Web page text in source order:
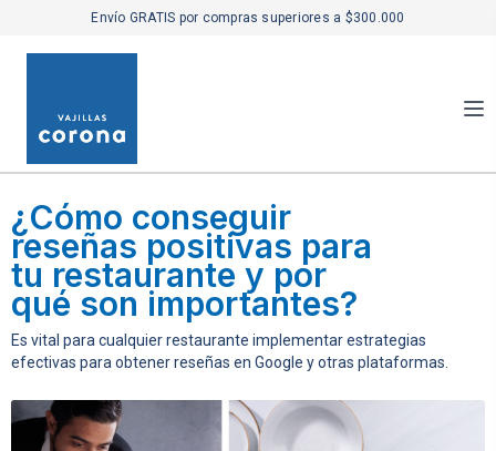
Envío GRATIS por compras superiores a $300.000
¿Cómo conseguir
reseñas positivas para
tu restaurante y por
qué son importantes?
Es vital para cualquier restaurante implementar estrategias
efectivas para obtener reseñas en Google y otras plataformas.